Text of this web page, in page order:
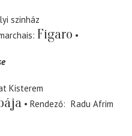
szinház
Figaro
Kisterem
Rendező
Radu Afrim